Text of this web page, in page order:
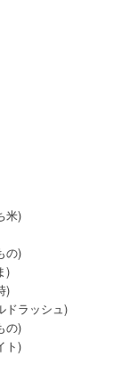
米)
の)
)
)
ドラッシュ)
の)
ト)